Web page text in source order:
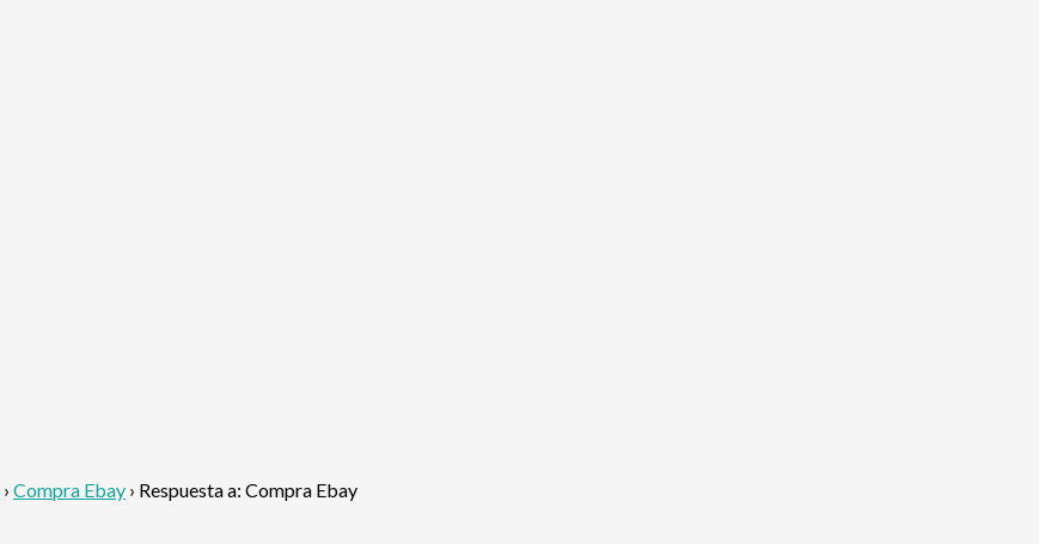
› Compra Ebay › Respuesta a: Compra Ebay